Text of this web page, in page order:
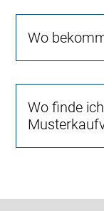
Wo
Wo finde